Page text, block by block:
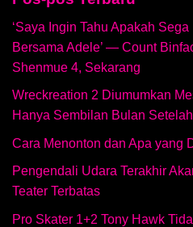
‘Saya Ingin Tahu Apakah
Bersama Adele’ — Count
Shenmue 4, Sekarang
Wreckreation 2 Diumumkan
Hanya Sembilan Bulan
Cara Menonton dan Apa yang
Pengendali Udara Terakhir
Teater Terbatas
Pro Skater 1+2 Tony Hawk